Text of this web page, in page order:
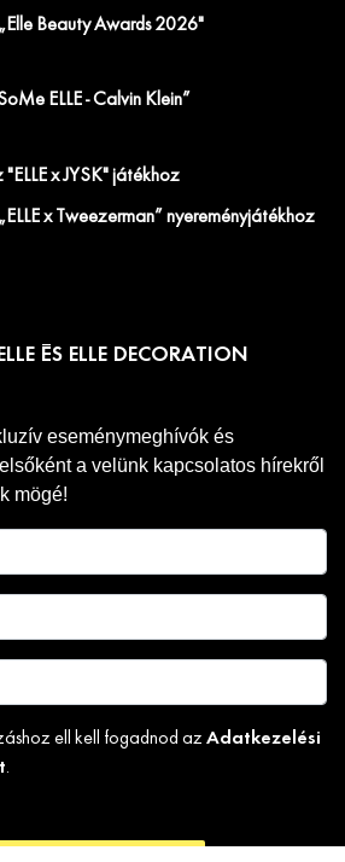
Beauty Awards 2026"
ELLE - Calvin Klein”
x JYSK" játékhoz
x Tweezerman” nyereményjátékhoz
ÉS ELLE DECORATION
eseménymeghívók és
a velünk kapcsolatos hírekről
mögé!
ell kell fogadnod az Adatkezelési
.